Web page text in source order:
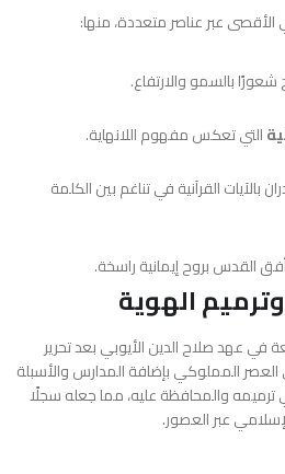
عبر عناصر متعددة، منها:
شعورًا بالسمو والارتفاع.
التي تعكس مفهوم اللانهاية.
بالآيات القرآنية في تناغم بين الكلمة
القدس بروح إيمانية راسخة.
الهوية
في عهدصلاح الدين الأيوبيبعد تحرير
المملوكي بإضافة المدارس والأسبلة
ترميمه والمحافظة عليه، مما جعله سجلًا
عبر العصور.